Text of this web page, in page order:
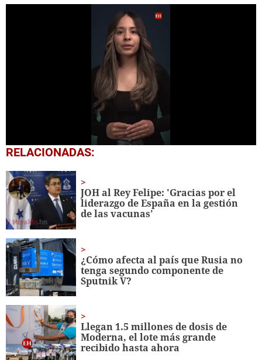
0
seconds
1
minute,
0
RELACIONADAS:
JOH al Rey Felipe: 'Gracias por el
liderazgo de España en la gestión
de las vacunas'
¿Cómo afecta al país que Rusia no
tenga segundo componente de
Sputnik V?
Llegan 1.5 millones de dosis de
Moderna, el lote más grande
recibido hasta ahora